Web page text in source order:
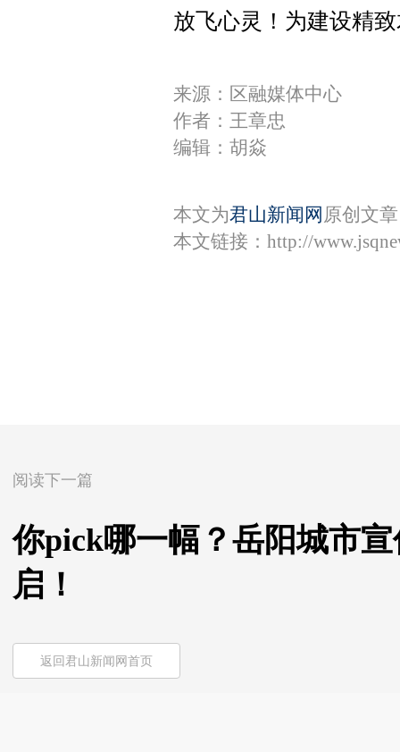
放飞心灵！为建设精
来源：区融媒体中心
作者：王章忠
编辑：胡焱
本文为君山新闻网 原创文
本文链接： http://
阅读下一篇
你pick哪一幅？岳阳城市
启！
返回君山新闻网首页